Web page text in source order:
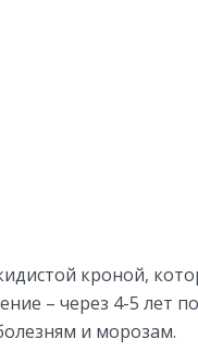
кроной,
– через 4-5 лет
и морозам.